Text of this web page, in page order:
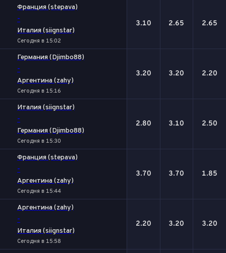
Франция (stepava)
-
Италия (siignstar)
Сегодня в 15:02
3.10 2.65 2.65
Германия (Djimbo88)
-
Аргентина (zahy)
Сегодня в 15:16
3.20 3.20 2.20
Италия (siignstar)
-
Германия (Djimbo88)
Сегодня в 15:30
2.80 3.10 2.50
Франция (stepava)
-
Аргентина (zahy)
Сегодня в 15:44
3.70 3.70 1.85
Аргентина (zahy)
-
Италия (siignstar)
Сегодня в 15:58
2.20 3.20 3.20